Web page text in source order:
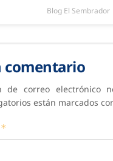
Blog El Sembrador
comentario
de correo electrónico
están marcados
*